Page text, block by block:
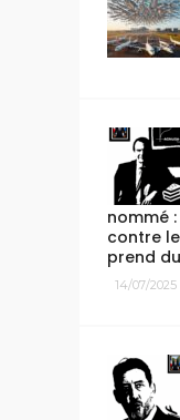
nommé
contre
prend
14/07/2025